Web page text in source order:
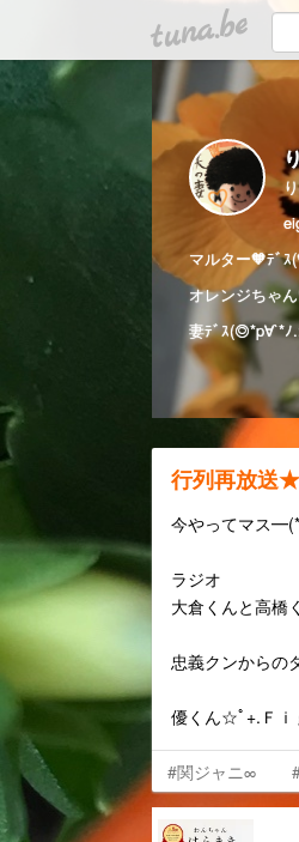
tuna.be
マルター🧡ﾃﾞ
オレンジちゃ
妻ﾃﾞｽ(◎*p∀`*ﾉ
行列再放送
今やってマス
ラジオ
大倉くんと高橋
忠義クンからの
優くん☆ﾟ+.Ｆ
#関ジャニ∞